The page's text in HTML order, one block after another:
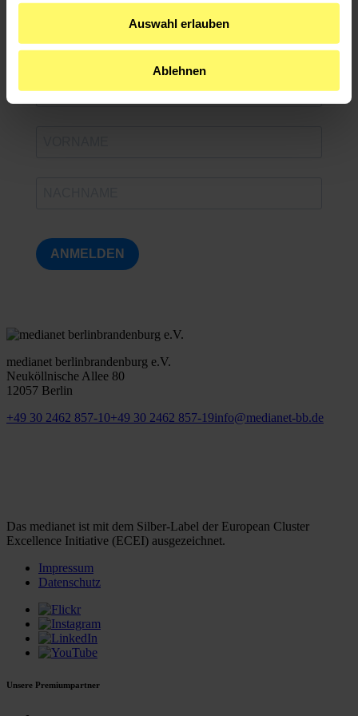
Auswahl erlauben
Ablehnen
FESTIVAL
ANMELDEN
medianet berlinbrandenburg e.V.
Neuköllnische Allee 80
12057 Berlin
+49 30 2462 857-10+49 30 2462 857-19info@medianet-bb.de
Das medianet ist mit dem Silber-Label der European Cluster
Excellence Initiative (ECEI) ausgezeichnet.
Impressum
Datenschutz
Unsere Premiumpartner